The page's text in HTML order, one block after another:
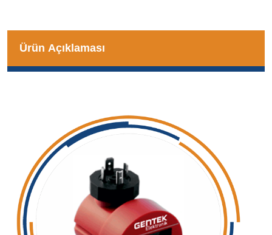
Ürün Açıklaması